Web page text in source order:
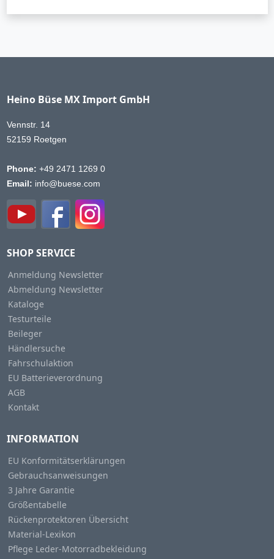
Heino Büse MX Import GmbH
Vennstr. 14
52159 Roetgen
Phone: +49 2471 1269 0
Email: info@buese.com
SHOP SERVICE
Anmeldung Newsletter
Abmeldung Newsletter
Kataloge
Testurteile
Beileger
Händlersuche
Fahrschulaktion
EU Batterieverordnung
AGB
Kontakt
INFORMATION
EU Konformitätserklärungen
Gebrauchsanweisungen
3 Jahre Garantie
Größentabelle
Rückenprotektoren Übersicht
Material-Lexikon
Pflege Leder-Motorradbekleidung